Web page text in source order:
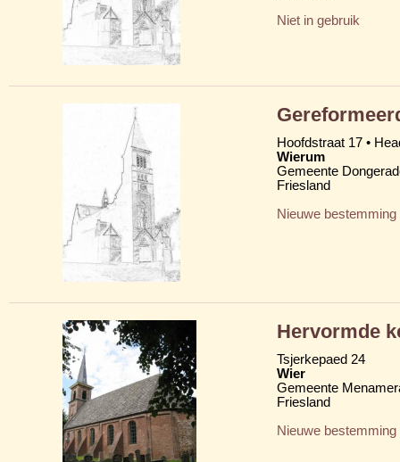
Niet in gebruik
Hoofdstraat 17 •
Wierum
Gemeente
Friesland
Nieuwe bestemming
Hervormde
Tsjerkepaed 24
Wier
Gemeente
Friesland
Nieuwe bestemming